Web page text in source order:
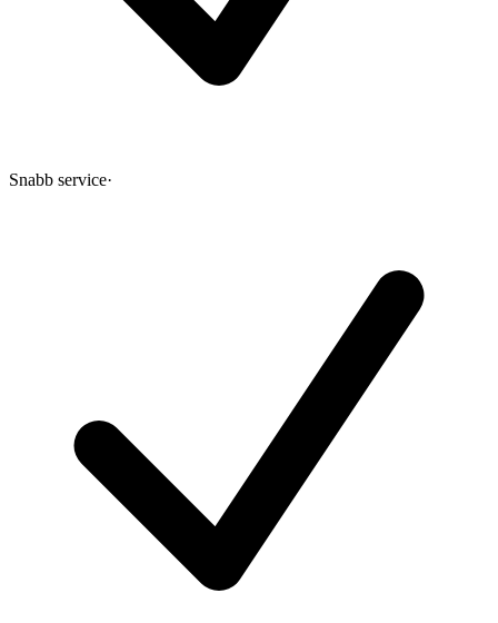
Snabb service·